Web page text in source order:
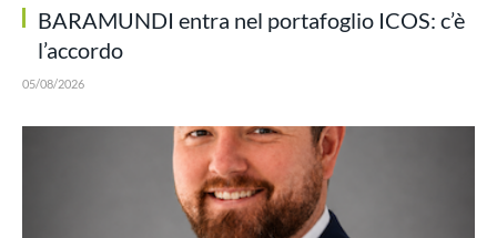
BARAMUNDI entra nel portafoglio ICOS: c’è
l’accordo
05/08/2026